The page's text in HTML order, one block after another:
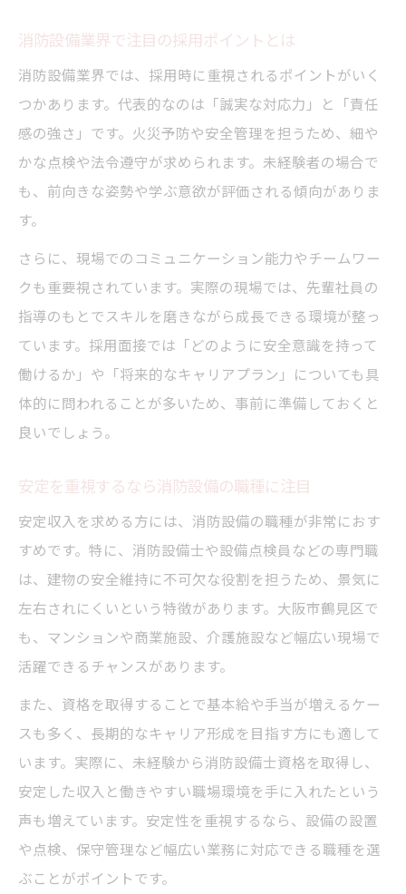
消防設備業界で注目の採用ポイントとは
消防設備業界では、採用時に重視されるポイントがいく
つかあります。代表的なのは「誠実な対応力」と「責任
感の強さ」です。火災予防や安全管理を担うため、細や
かな点検や法令遵守が求められます。未経験者の場合で
も、前向きな姿勢や学ぶ意欲が評価される傾向がありま
す。
さらに、現場でのコミュニケーション能力やチームワー
クも重要視されています。実際の現場では、先輩社員の
指導のもとでスキルを磨きながら成長できる環境が整っ
ています。採用面接では「どのように安全意識を持って
働けるか」や「将来的なキャリアプラン」についても具
体的に問われることが多いため、事前に準備しておくと
良いでしょう。
安定を重視するなら消防設備の職種に注目
安定収入を求める方には、消防設備の職種が非常におす
すめです。特に、消防設備士や設備点検員などの専門職
は、建物の安全維持に不可欠な役割を担うため、景気に
左右されにくいという特徴があります。大阪市鶴見区で
も、マンションや商業施設、介護施設など幅広い現場で
活躍できるチャンスがあります。
また、資格を取得することで基本給や手当が増えるケー
スも多く、長期的なキャリア形成を目指す方にも適して
います。実際に、未経験から消防設備士資格を取得し、
安定した収入と働きやすい職場環境を手に入れたという
声も増えています。安定性を重視するなら、設備の設置
や点検、保守管理など幅広い業務に対応できる職種を選
ぶことがポイントです。